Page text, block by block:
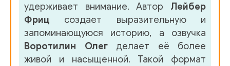
удерживает внимание. Автор Лейбер
Фриц создает выразительную и
запоминающуюся историю, а озвучка
Воротилин Олегделает её более
живой и насыщенной. Такой формат